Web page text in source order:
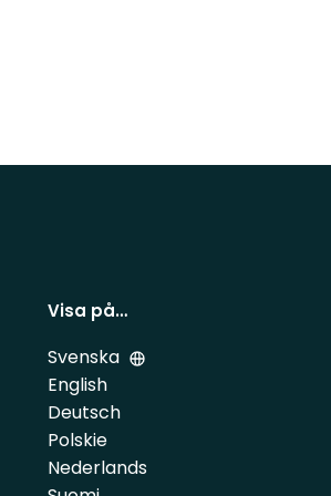
Visa på…
Svenska
English
Deutsch
Polskie
Nederlands